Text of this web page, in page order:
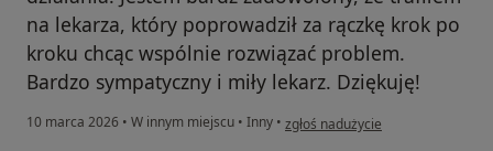
na lekarza, który poprowadził za rączkę krok po
kroku chcąc wspólnie rozwiązać problem.
Bardzo sympatyczny i miły lekarz. Dziękuję!
10 marca 2026 • W innym miejscu • Inny • w opinii użytkownika Jarosław
zgłoś nadużycie